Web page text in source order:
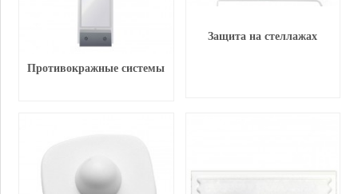
Противокражные системы
Защита на стеллажах